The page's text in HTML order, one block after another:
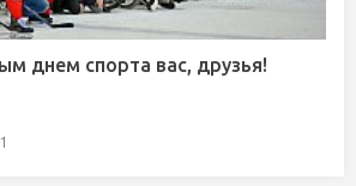
днем спорта вас, друзья!